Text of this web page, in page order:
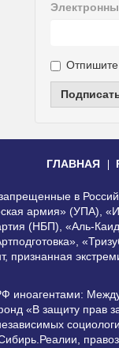
ГЛАВНАЯ
запрещенные в
армия»
(НБП), «Аль-
признанная
«В защиту прав